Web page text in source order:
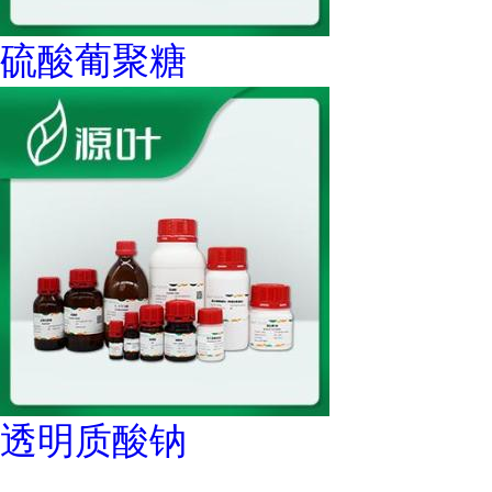
硫酸葡聚糖
透明质酸钠